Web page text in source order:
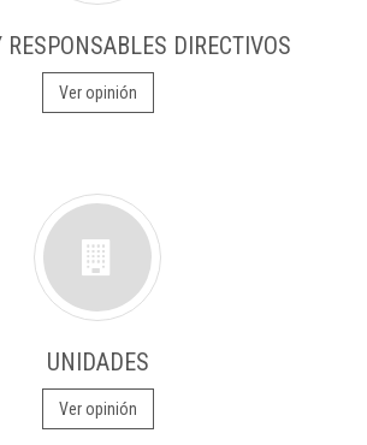
RESPONSABLES DIRECTIVOS
Ver opinión
UNIDADES
Ver opinión